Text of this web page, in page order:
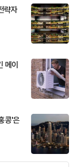
략자
메이
콩'은